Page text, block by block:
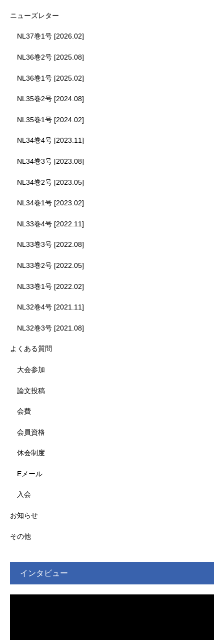
ニューズレター
NL37巻1号 [2026.02]
NL36巻2号 [2025.08]
NL36巻1号 [2025.02]
NL35巻2号 [2024.08]
NL35巻1号 [2024.02]
NL34巻4号 [2023.11]
NL34巻3号 [2023.08]
NL34巻2号 [2023.05]
NL34巻1号 [2023.02]
NL33巻4号 [2022.11]
NL33巻3号 [2022.08]
NL33巻2号 [2022.05]
NL33巻1号 [2022.02]
NL32巻4号 [2021.11]
NL32巻3号 [2021.08]
よくある質問
大会参加
論文投稿
会費
会員資格
休会制度
Eメール
入会
お知らせ
その他
インタビュー